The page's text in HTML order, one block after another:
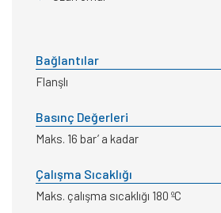
Bağlantılar
Flanşlı
Basınç Değerleri
Maks. 16 bar’ a kadar
Çalışma Sıcaklığı
Maks. çalışma sıcaklığı 180 ºC